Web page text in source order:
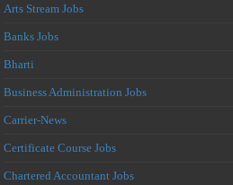
Arts Stream Jobs
Banks Jobs
Bharti
Business Administration Jobs
Carrier-News
Certificate Course Jobs
Chartered Accountant Jobs